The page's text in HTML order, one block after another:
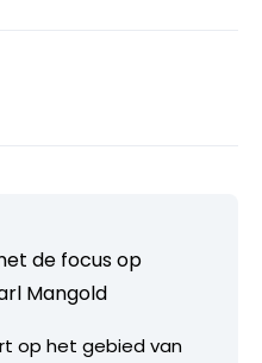
de focus op
Mangold
op het gebied van